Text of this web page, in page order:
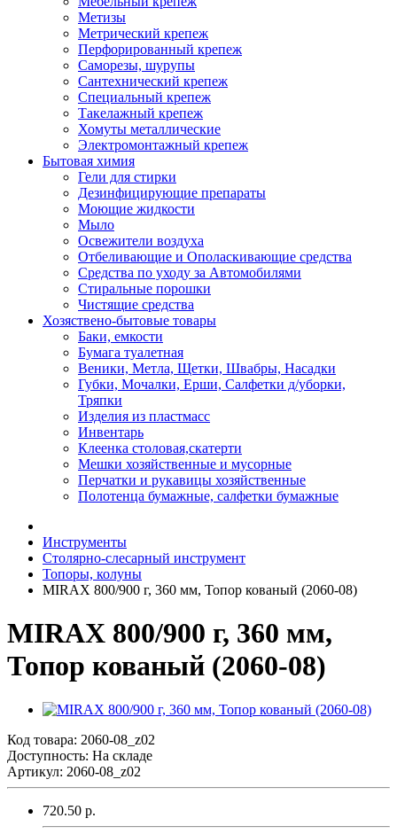
Метизы
Метрический крепеж
Перфорированный крепеж
Саморезы, шурупы
Сантехнический крепеж
Специальный крепеж
Такелажный крепеж
Хомуты металлические
Электромонтажный крепеж
Бытовая химия
Гели для стирки
Дезинфицирующие препараты
Моющие жидкости
Мыло
Освежители воздуха
Отбеливающие и Ополаскивающие средства
Средства по уходу за Автомобилями
Стиральные порошки
Чистящие средства
Хозяствено-бытовые товары
Баки, емкости
Бумага туалетная
Веники, Метла, Щетки, Швабры, Насадки
Губки, Мочалки, Ерши, Салфетки д/уборки,
Тряпки
Изделия из пластмасс
Инвентарь
Клеенка столовая,скатерти
Мешки хозяйственные и мусорные
Перчатки и рукавицы хозяйственные
Полотенца бумажные, салфетки бумажные
Инструменты
Столярно-слесарный инструмент
Топоры, колуны
MIRAX 800/900 г, 360 мм, Топор кованый (2060-08)
MIRAX 800/900 г, 360 мм,
Топор кованый (2060-08)
Код товара: 2060-08_z02
Доступность: На складе
Артикул: 2060-08_z02
720.50 р.